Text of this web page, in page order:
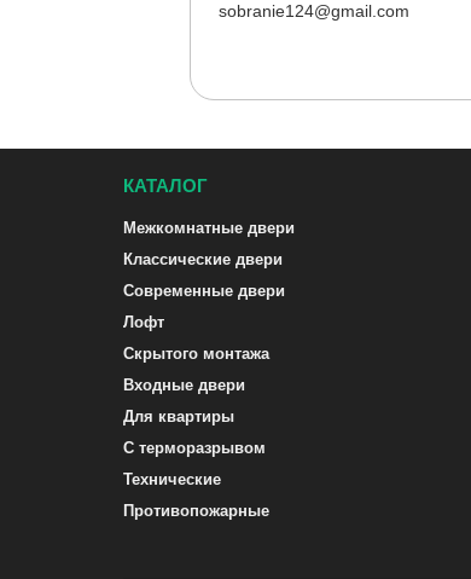
sobranie124@gmail.com
КАТАЛОГ
Межкомнатные двери
Классические двери
Современные двери
Лофт
Скрытого монтажа
Входные двери
Для квартиры
С терморазрывом
Технические
Противопожарные